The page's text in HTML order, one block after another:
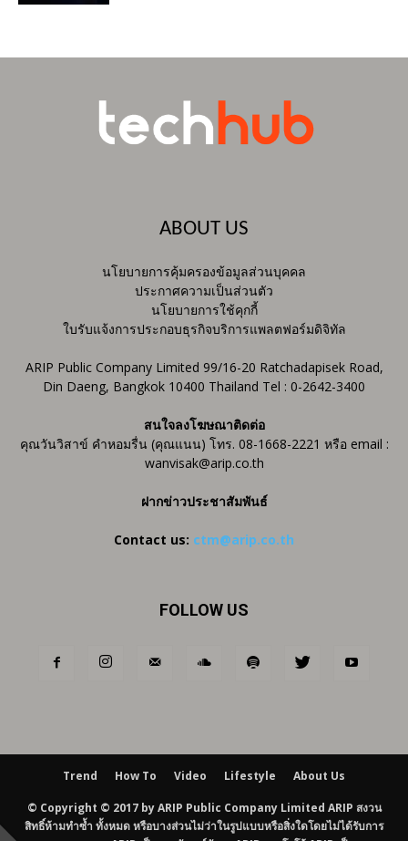
ABOUT US
นโยบายการคุ้มครองข้อมูลส่วนบุคคล
ประกาศความเป็นส่วนตัว
นโยบายการใช้คุกกี้
ใบรับแจ้งการประกอบธุรกิจบริการแพลตฟอร์มดิจิทัล
ARIP Public Company Limited 99/16-20 Ratchadapisek Road,
Din Daeng, Bangkok 10400 Thailand Tel : 0-2642-3400
สนใจลงโฆษณาติดต่อ
คุณวันวิสาข์ คำหอมรื่น (คุณแนน) โทร. 08-1668-2221 หรือ email :
wanvisak@arip.co.th
ฝากข่าวประชาสัมพันธ์
Contact us: ctm@arip.co.th
FOLLOW US
Trend How To Video Lifestyle About Us
© Copyright © 2017 by ARIP Public Company Limited ARIP สงวน
สิทธิ์ห้ามทำซ้ำ ทั้งหมด หรือบางส่วนไม่ว่าในรูปแบบหรือสิ่งใดโดยไม่ได้รับการ